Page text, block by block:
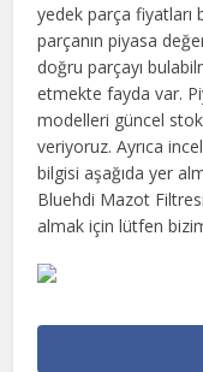
yedek parça fiyatları
parçanın piyasa
doğru parçayı
etmekte fayda var.
modelleri güncel
veriyoruz. Ayrıca
bilgisi aşağıda yer
Bluehdi Mazot
almak için lütfen